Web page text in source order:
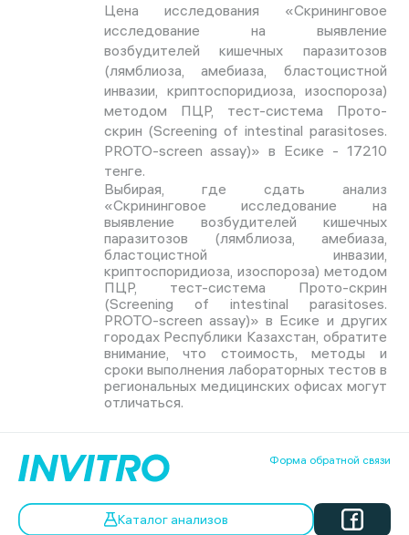
Цена исследования «Скрининговое
исследование на выявление
возбудителей кишечных паразитозов
(лямблиоза, амебиаза, бластоцистной
инвазии, криптоспоридиоза, изоспороза)
методом ПЦР, тест-система Прото-
скрин (Screening of intestinal parasitoses.
PROTO-screen assay)» в Есике - 17210
тенге.
Выбирая, где сдать анализ
«Скрининговое исследование на
выявление возбудителей кишечных
паразитозов (лямблиоза, амебиаза,
бластоцистной инвазии,
криптоспоридиоза, изоспороза) методом
ПЦР, тест-система Прото-скрин
(Screening of intestinal parasitoses.
PROTO-screen assay)» в Есике и других
городах Республики Казахстан, обратите
внимание, что стоимость, методы и
сроки выполнения лабораторных тестов в
региональных медицинских офисах могут
отличаться.
Форма обратной связи
Каталог анализов